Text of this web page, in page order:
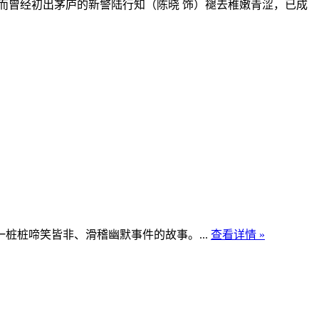
经初出茅庐的新警陆行知（陈晓 饰）褪去稚嫩青涩，已成
桩啼笑皆非、滑稽幽默事件的故事。... 查看详情 »